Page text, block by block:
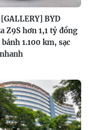
[GALLERY] BYD
Z9S hơn 1,1 tỷ đồng
1.100 km, sạc